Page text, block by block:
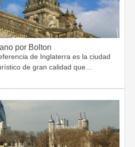
por Bolton
de Inglaterra es la ciudad
de gran calidad que…